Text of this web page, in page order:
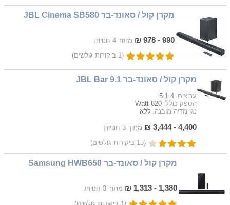
מקרן קול / סאונד-בר JBL Cinema SB580
990 - 978 ₪
מתוך 4 חנויות
(1 ביקורות גולשים)
מקרן קול / סאונד-בר JBL Bar 9.1
ערוצים: 5.1.4
הספק כולל: 820 Watt
נגן מדיה מובנה: ללא
4,400 - 3,444 ₪
מתוך 3 חנויות
(15 ביקורות גולשים)
מקרן קול / סאונד-בר Samsung HWB650
1,380 - 1,313 ₪
מתוך 3 חנויות